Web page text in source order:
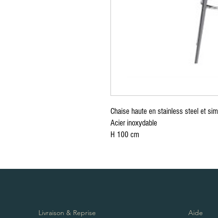
Zug furniture rental, Furniture rental, Round Table, Rectangular Table, High
Red carpet, exhibition, conference, event, separation, partition, wooden
cushion, table knife, table fork, spoon, Chair cover, Napkin, Vegetation, Totem,
Möbelverleih, Eventverleih Lausanne Bern Freiburg Zürich, Möbelverleih in
Freiburg Zürich, Vermietung von Möbeln in der Schweiz, Vermietung von
von Möbeln Nyon, Vermietung von Möbeln in Genf, Vermietung von Möbeln in
Crans Montana, Vermietung von Möbeln in Bern Vevey, Möbelverleih in
Ausserrhoden Möbelverleih, Basel-Country Möbelverleih, Liestal
von Möbeln St. Gallen, Vermietung von Möbeln Schaffhausen, Vermietung
Schwyz, Vermietung von Möbeln Thurgau, Vermietung von Möbeln
Möbelverlei, Runder Tisch, rechteckiger Tisch, hoher Tisch, Tischdekoration,
Chaise haute en stainless steel et
Acier inoxydable
H 100 cm
Livraison & Reprise Aide